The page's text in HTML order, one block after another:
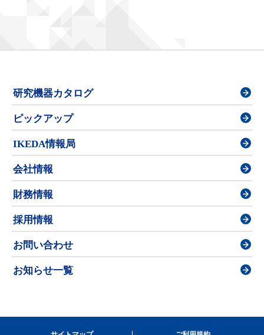
研究機器カタログ
ピックアップ
IKEDA情報局
会社情報
財務情報
採用情報
お問い合わせ
お知らせ一覧